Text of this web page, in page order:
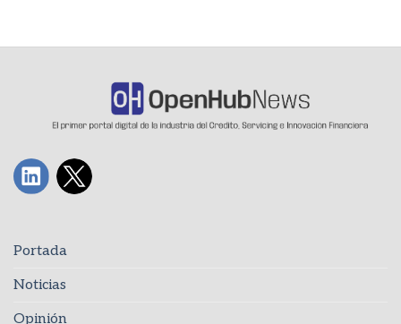
Portada
Noticias
Opinión